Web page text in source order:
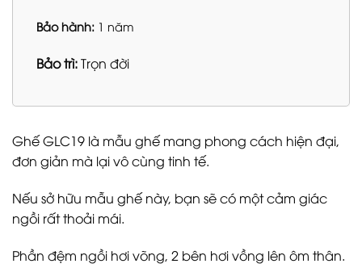
Bảo hành: 1 năm
Bảo trì:Trọn đời
Ghế GLC19 là mẫu ghế mang phong cách hiện đại,
đơn giản mà lại vô cùng tinh tế.
Nếu sở hữu mẫu ghế này, bạn sẽ có một cảm giác
ngồi rất thoải mái.
Phần đệm ngồi hơi võng, 2 bên hơi vồng lên ôm thân.